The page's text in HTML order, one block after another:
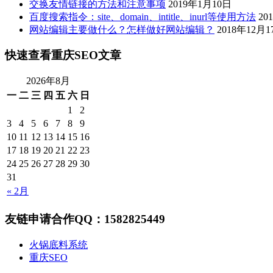
交换友情链接的方法和注意事项 2019年1月10日
百度搜索指令：site、domain、intitle、inurl等使用方法
网站编辑主要做什么？怎样做好网站编辑？ 2018年12月
快速查看重庆SEO文章
2026年8月
一 二 三 四 五 六 日
« 2月
1
2
3
4 5 6 7 8
9
10 11 12 13 14 15 16
17 18 19 20 21 22 23
24 25 26 27 28 29 30
31
友链申请合作QQ：1582825449
火锅底料系统
重庆SEO